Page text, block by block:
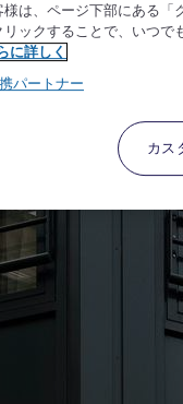
シャトレイン
様は、ページ下部にある「
リックすることで、いつで
に詳しく
パートナー
カス